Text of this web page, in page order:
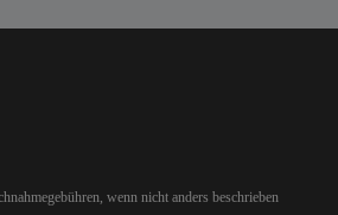
wenn nicht anders beschrieben